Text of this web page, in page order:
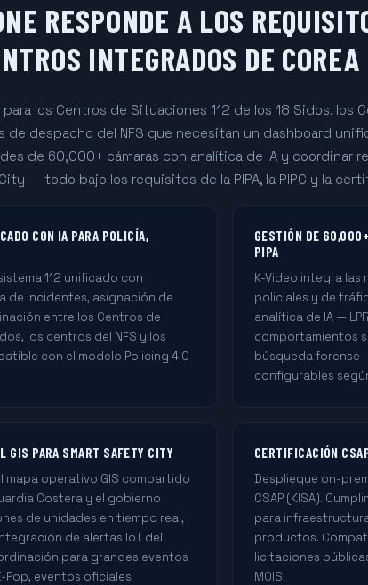
RESPONDE A LOS
INTEGRADOS DE
los Centros de Situaciones 112 de los 18 Sidos, los
de despacho del NFS que necesitan un dashboard
de 60,000+ cámaras con analítica de IA y coordinar
— todo bajo los requisitos de la PIPA, la PIPC y la
CON IA PARA POLICÍA,
112 unificado con
de incidentes, asignación de
entre los Centros de
los centros del NFS y los
con el modelo Policing 4.0
GESTIÓN DE
PIPA
K-Video integra las
policiales y de
analítica de IA —
comportamientos
búsqueda forense
configurables
GIS PARA SMART SAFETY CITY
operativo GIS compartido
Costera y el gobierno
de unidades en tiempo real,
de alertas IoT del
para grandes eventos
Pop, eventos oficiales
CERTIFICACIÓN
Despliegue on-
CSAP (KISA).
para
productos.
licitaciones
MOIS.